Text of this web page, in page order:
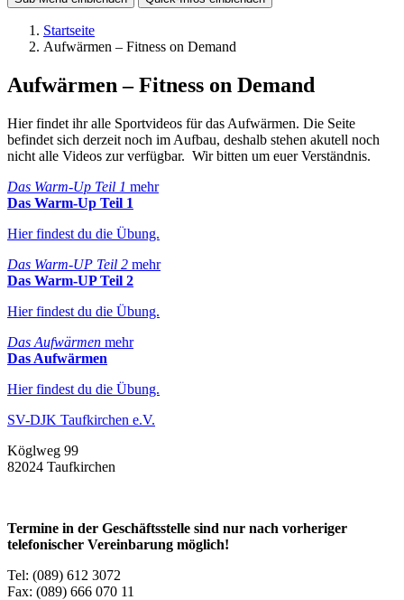
Startseite
Aufwärmen – Fitness on Demand
Aufwärmen – Fitness on Demand
Hier findet ihr alle Sportvideos für das Aufwärmen. Die Seite
befindet sich derzeit noch im Aufbau, deshalb stehen akutell noch
nicht alle Videos zur verfügbar. Wir bitten um euer Verständnis.
Das Warm-Up Teil 1 mehr
Das Warm-Up Teil 1
Hier findest du die Übung.
Das Warm-UP Teil 2 mehr
Das Warm-UP Teil 2
Hier findest du die Übung.
Das Aufwärmen mehr
Das Aufwärmen
Hier findest du die Übung.
SV-DJK Taufkirchen e.V.
Köglweg 99
82024 Taufkirchen
Termine in der Geschäftsstelle sind nur nach vorheriger
telefonischer Vereinbarung möglich!
Tel: (089) 612 3072
Fax: (089) 666 070 11